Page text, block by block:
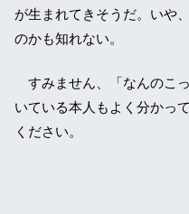
が生まれてきそうだ。いや
のかも知れない。
すみません、「なんのこ
いている本人もよく分かっ
ください。